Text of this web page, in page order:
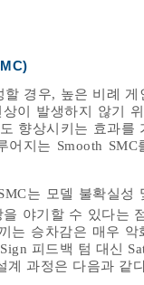
경우, 높은 비례
이 발생하지 않기
향상시키는 효과
어지는 Smooth
는 모델 불확실
야기할 수 있다는
는 승차감은 매우 악
피드백 텀 대신
계 과정은 다음과 같